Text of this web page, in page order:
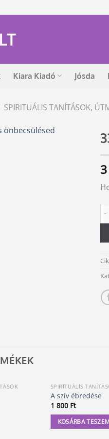
Kiara Kiadó Jósda
SPIRITUÁLIS TANÍTÁSOK,
SPIRITUÁLIS
A szív ébredése
1 800 Ft
KOSÁRBA TESZEM